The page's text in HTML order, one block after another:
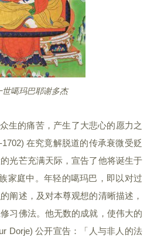
世噶玛巴耶谢多杰
生的痛苦，产生了大悲心的愿力之
在究竟解脱道的传承衰微受贬
光芒充满天际，宣告了他将诞生于
家庭中。年轻的噶玛巴，即以对过
阐述，及对本尊观想的清晰描述，
习佛法。他无数的成就，使伟大的
Dorje) 公开宣告：「人与非人的法